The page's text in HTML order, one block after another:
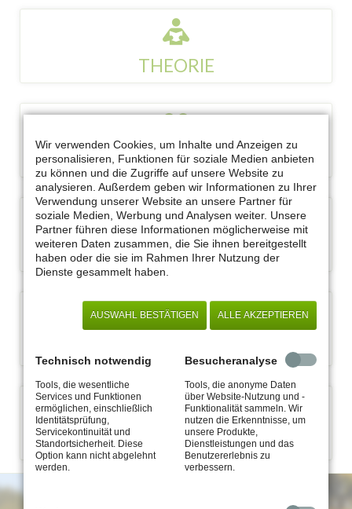
Lucia von Reden-Platz teil.
Du profitierst von ca. 1100 kostenlosen Trainingsbällen für die
Driving Range .
UMLIMITED
Trainiere während des Kurses so oft Du willst auf Driving Range
und Übungsgelände.
ROOKIEMONTAG
TURNIERGUTSCHEIN
Spiel 1 x kostenfrei im Turnier "Amigos" und 1 x kostenfrei beim
After-Work-Turnier.
Wir verwenden Cookies, um Inhalte und Anzeigen zu
personalisieren, Funktionen für soziale Medien anbieten
zu können und die Zugriffe auf unsere Website zu
analysieren. Außerdem geben wir Informationen zu Ihrer
Verwendung unserer Website an unsere Partner für
soziale Medien, Werbung und Analysen weiter. Unsere
Partner führen diese Informationen möglicherweise mit
weiteren Daten zusammen, die Sie ihnen bereitgestellt
haben oder die sie im Rahmen Ihrer Nutzung der
Dienste gesammelt haben.
AUSWAHL BESTÄTIGEN ALLE AKZEPTIEREN
Technisch notwendig
Tools, die wesentliche
Services und Funktionen
ermöglichen, einschließlich
Identitätsprüfung,
Servicekontinuität und
Standortsicherheit. Diese
Option kann nicht abgelehnt
werden.
Besucheranalyse
Tools, die anonyme Daten
über Website-Nutzung und -
Funktionalität sammeln. Wir
nutzen die Erkenntnisse, um
unsere Produkte,
Dienstleistungen und das
Benutzererlebnis zu
verbessern.